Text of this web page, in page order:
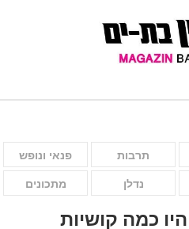
תרבות פנאי ונופש
נדלן מתכונים
כמה קושיות